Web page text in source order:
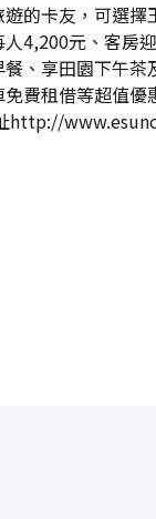
的卡友，可選
4,200元、客房
、享田園下午
免費租借等超值
http://